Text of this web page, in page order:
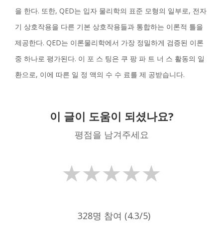
을 한다. 또한, QED는 입자 물리학의 표준 모형의 일부로, 전자
기 상호작용을 다른 기본 상호작용들과 통합하는 이론적 틀을
제공한다. QED는 이론물리학에서 가장 정밀하게 검증된 이론
중 하나로 평가된다. 이 포 스 팅은 쿠 팡 파 트 너 스 활동의 일
환으로, 이에 따른 일 정 액의 수 수 료를 제 공받습니다.
이 글이 도움이 되셨나요?
평점을 남겨주세요
★★★★★
328명 참여 (4.3/5)